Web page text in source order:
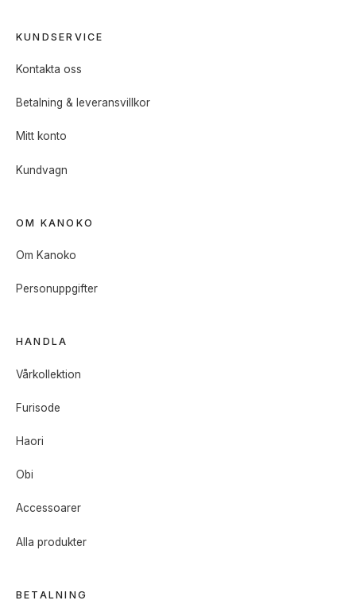
KUNDSERVICE
Kontakta oss
Betalning & leveransvillkor
Mitt konto
Kundvagn
OM KANOKO
Om Kanoko
Personuppgifter
HANDLA
Vårkollektion
Furisode
Haori
Obi
Accessoarer
Alla produkter
BETALNING